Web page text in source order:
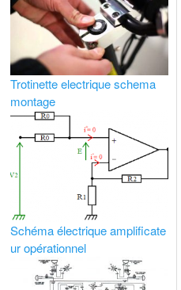
Trotinette electrique schema
montage
Schéma électrique amplificate
ur opérationnel